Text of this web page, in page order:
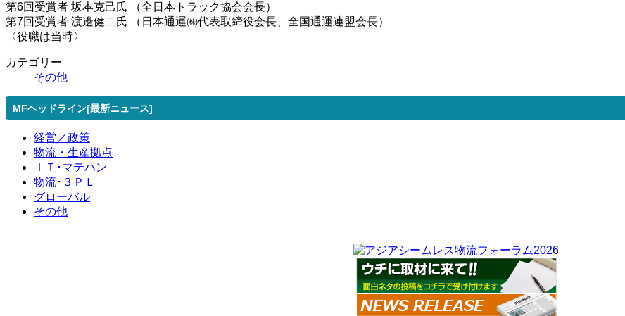
第6回受賞者 坂本克己氏 （全日本トラック協会会長）
第7回受賞者 渡邊健二氏 （日本通運㈱代表取締役会長、全国通運連盟会長）
〈役職は当時〉
カテゴリー
その他
MFヘッドライン[最新ニュース]
経営／政策
物流・生産拠点
ＩＴ･マテハン
物流･３ＰＬ
グローバル
その他